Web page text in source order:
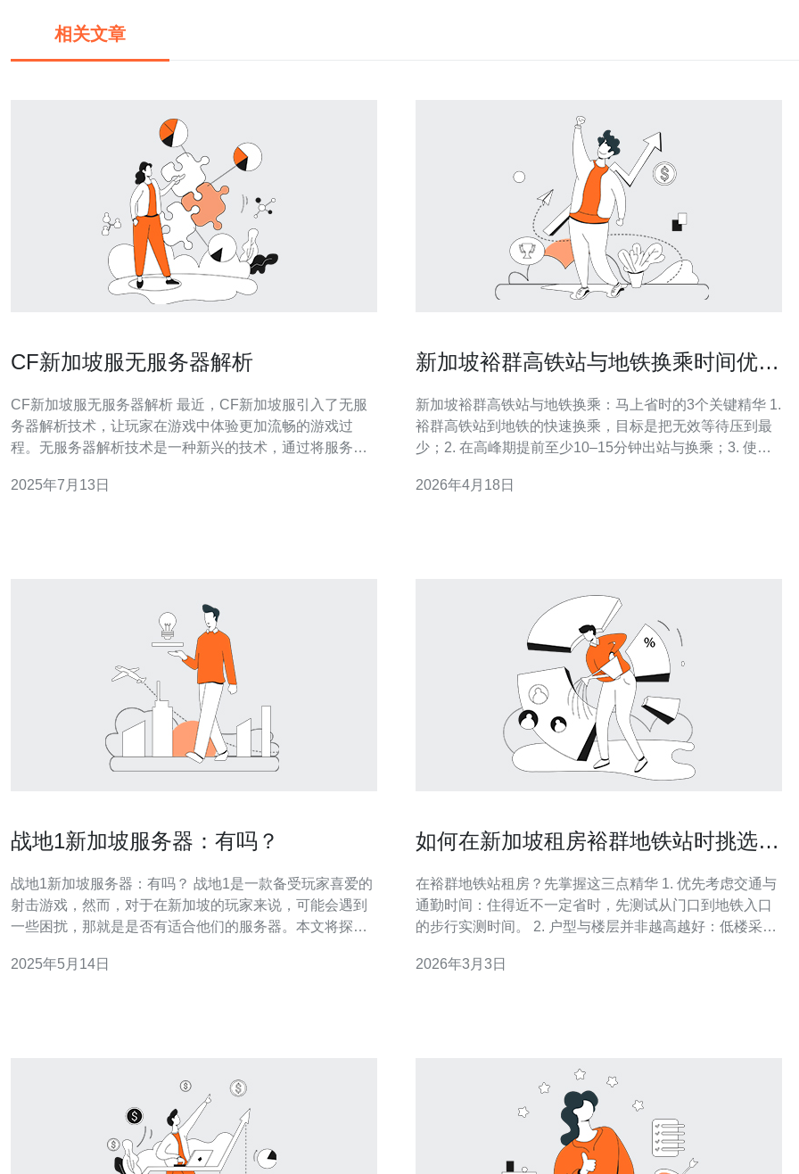
相关文章
CF新加坡服无服务器解析
CF新加坡服无服务器解析 最近，CF新加坡服引入了无服
务器解析技术，让玩家在游戏中体验更加流畅的游戏过
程。无服务器解析技术是一种新兴的技术，通过将服务器
无服务器解析技术的优势在于可以减少服务器的负载，提
2025年7月13日
新加坡裕群高铁站与地铁换乘时间优化
新加坡裕群高铁站与地铁换乘：马上省时的3个关键精华 1.
裕群高铁站到地铁的快速换乘，目标是把无效等待压到最
少；2. 在高峰期提前至少10–15分钟出站与换乘；3. 使用
6分钟。 作为长期在新加坡通勤并对站内动线进行实测的
2026年4月18日
战地1新加坡服务器：有吗？
战地1新加坡服务器：有吗？ 战地1是一款备受玩家喜爱的
射击游戏，然而，对于在新加坡的玩家来说，可能会遇到
一些困扰，那就是是否有适合他们的服务器。本文将探讨
游戏，玩家可以在游戏中组队作战，体验真实的战场感
2025年5月14日
如何在新加坡租房裕群地铁站时挑选合
在裕群地铁站租房？先掌握这三点精华 1. 优先考虑交通与
通勤时间：住得近不一定省时，先测试从门口到地铁入口
的步行实测时间。 2. 户型与楼层并非越高越好：低楼采
预算换回生活质量：明确租房目标（通勤优先/生活便利/投
2026年3月3日